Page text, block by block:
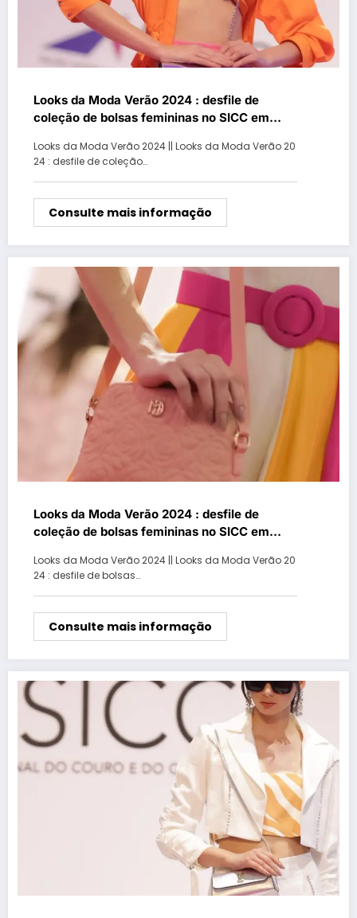
Looks da Moda Verão 2024 : desfile de
coleção de bolsas femininas no SICC em
Looks da Moda Verão 2024 || Looks da Moda Verão 20
24 : desfile de coleção…
Consulte mais informação
Looks da Moda Verão 2024 : desfile de
coleção de bolsas femininas no SICC em
Looks da Moda Verão 2024 || Looks da Moda Verão 20
24 : desfile de bolsas…
Consulte mais informação